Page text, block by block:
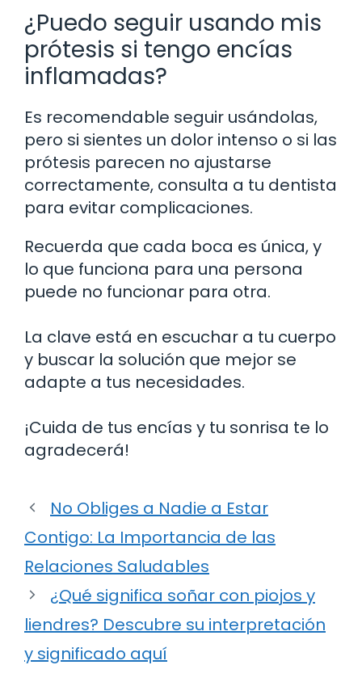
¿Puedo seguir usando mis
prótesis si tengo encías
inflamadas?
Es recomendable seguir usándolas,
pero si sientes un dolor intenso o si las
prótesis parecen no ajustarse
correctamente, consulta a tu dentista
para evitar complicaciones.
Recuerda que cada boca es única, y
lo que funciona para una persona
puede no funcionar para otra.
La clave está en escuchar a tu cuerpo
y buscar la solución que mejor se
adapte a tus necesidades.
¡Cuida de tus encías y tu sonrisa te lo
agradecerá!
No Obliges a Nadie a Estar
Contigo: La Importancia de las
Relaciones Saludables
¿Qué significa soñar con piojos y
liendres? Descubre su interpretación
y significado aquí